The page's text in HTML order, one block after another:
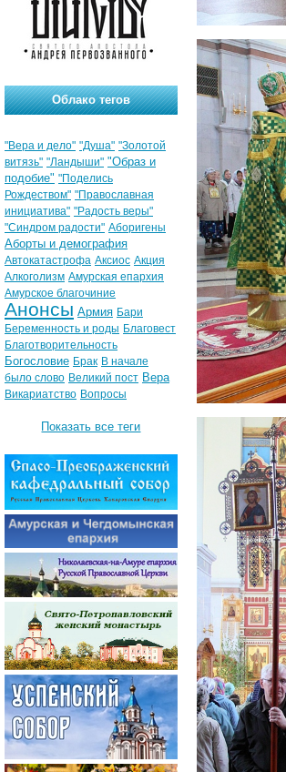
Облако тегов
"Вера и дело" "Душа" "Золотой
витязь" "Ландыши" "Образ и
подобие" "Поделись
Рождеством" "Православная
инициатива" "Радость веры"
"Синдром радости" Аборигены
Аборты и демография
Автокатастрофа Аксиос Акция
Алкоголизм Амурская епархия
Амурское благочиние
Анонсы Армия Бари
Беременность и роды Благовест
Благотворительность
Богословие Брак В начале
было слово Великий пост Вера
Викариатство Вопросы
Показать все теги